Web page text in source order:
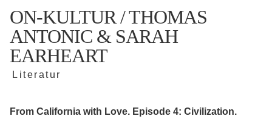
ON-KULTUR / THOMAS
ANTONIC & SARAH
EARHEART
Literatur
From California with Love. Episode 4: Civilization.